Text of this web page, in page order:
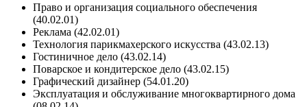
Право и организация социального обеспечения
(40.02.01)
Реклама (42.02.01)
Технология парикмахерского искусства (43.02.13)
Гостиничное дело (43.02.14)
Поварское и кондитерское дело (43.02.15)
Графический дизайнер (54.01.20)
Эксплуатация и обслуживание многоквартирного дома